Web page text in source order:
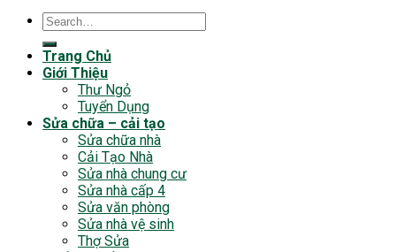
Trang Chủ
Giới Thiệu
Thư Ngỏ
Tuyển Dụng
Sửa chữa – cải tạo
Sửa chữa nhà
Cải Tạo Nhà
Sửa nhà chung cư
Sửa nhà cấp 4
Sửa văn phòng
Sửa nhà vệ sinh
Thợ Sửa